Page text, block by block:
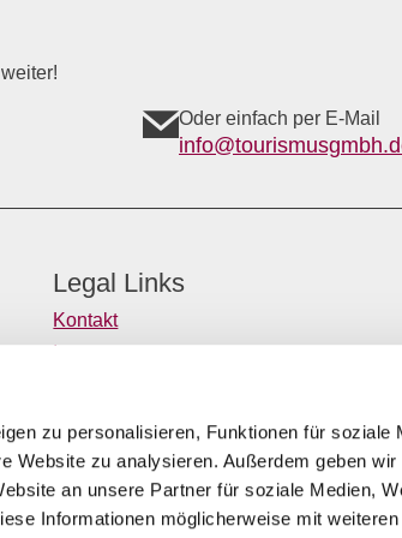
zu personalisieren, Funktionen für soziale
Website zu analysieren. Außerdem geben wir
an unsere Partner für soziale Medien,
Informationen möglicherweise mit
Oder einfach per E-Mail
Legal Links
Kontakt
Impressum